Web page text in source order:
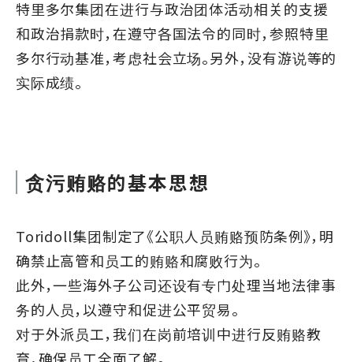
特里多尔集团在进行与政治团体活动相关的支援
和政治捐款时，在遵守各国法令的同时，参照特里
多尔行动基准，考虑社会立场。另外，没有游说等的
实际成绩。
贪污贿赂的基本思想
Toridoll集团制定了《公职人员贿赂预防条例》，明
确禁止高管和员工的贿赂和腐败行为。
此外，一些海外子公司还设有专门处理当地法律事
务的人员，以遵守和促进公平贸易。
对于外派员工，我们在岗前培训中进行反贿赂教
育，确保员工全面了解。